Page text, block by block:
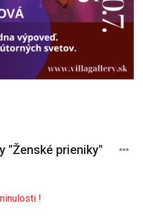
"Ženské prieniky"
!